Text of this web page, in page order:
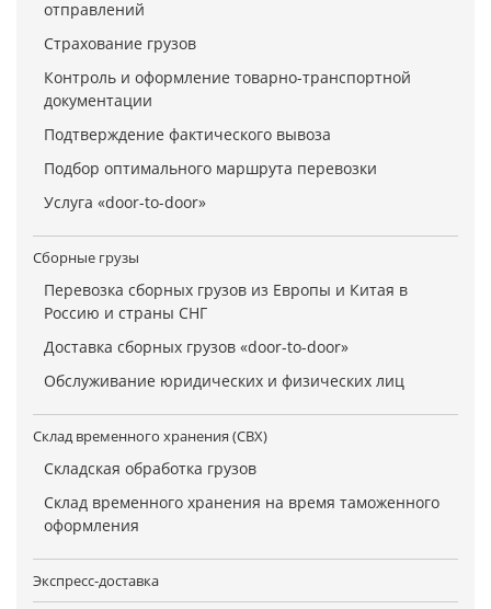
отправлений
Страхование грузов
Контроль и оформление товарно-транспортной
документации
Подтверждение фактического вывоза
Подбор оптимального маршрута перевозки
Услуга «door-to-door»
Сборные грузы
Перевозка сборных грузов из Европы и Китая в
Россию и страны СНГ
Доставка сборных грузов «door-to-door»
Обслуживание юридических и физических лиц
Склад временного хранения (СВХ)
Складская обработка грузов
Склад временного хранения на время таможенного
оформления
Экспресс-доставка